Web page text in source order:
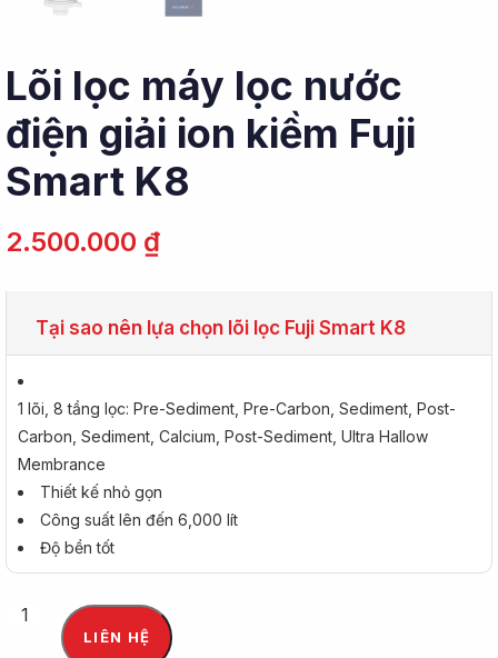
Lõi lọc máy lọc nước
điện giải ion kiềm Fuji
Smart K8
2.500.000 ₫
Tại sao nên lựa chọn lõi lọc Fuji Smart K8
1 lõi, 8 tầng lọc: Pre-Sediment, Pre-Carbon, Sediment, Post-
Carbon, Sediment, Calcium, Post-Sediment, Ultra Hallow
Membrance
Thiết kế nhỏ gọn
Công suất lên đến 6,000 lít
Độ bền tốt
LIÊN HỆ